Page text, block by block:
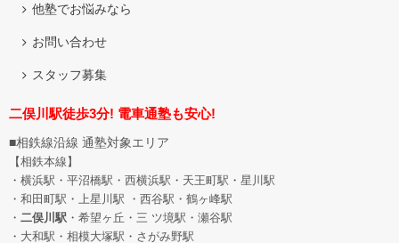
他塾でお悩みなら
お問い合わせ
スタッフ募集
二俣川駅徒歩3分! 電車通塾も安心!
■相鉄線沿線 通塾対象エリア
【相鉄本線】
・横浜駅・平沼橋駅・西横浜駅・天王町駅・星川駅
・和田町駅 ・上星川駅 ・西谷駅・鶴ヶ峰駅
・ 二俣川駅 ・希望ヶ丘 ・三 ツ境駅・瀬谷駅
・大和駅・相模大塚駅・さがみ野駅